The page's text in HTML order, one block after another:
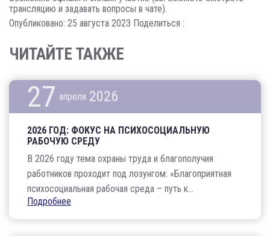
трансляцию и задавать вопросы в чате).
Опубликовано: 25 августа 2023 Поделиться :
ЧИТАЙТЕ ТАКЖЕ
27 апреля 2026
2026 ГОД: ФОКУС НА ПСИХОСОЦИАЛЬНУЮ
РАБОЧУЮ СРЕДУ
В 2026 году тема охраны труда и благополучия
работников проходит под лозунгом: «Благоприятная
психосоциальная рабочая среда – путь к...
Подробнее